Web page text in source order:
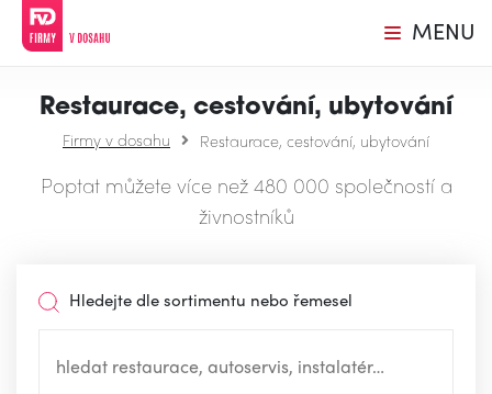
MENU
Restaurace, cestování, ubytování
Firmy v dosahu Restaurace, cestování, ubytování
Poptat můžete více než 480 000 společností a
živnostníků
Hledejte dle sortimentu nebo řemesel